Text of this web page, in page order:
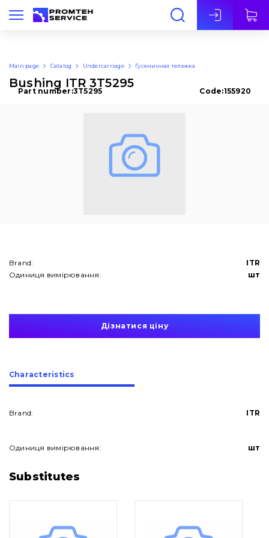
Eng
Contacts
Main page Catalog Undercarriage Гусеничная тележка
Bushing ITR 3T5295
Part number:3T5295 Code:155920
Brand:
ITR
Одиниця вимірювання:
шт
Дізнатися ціну
Сharacteristics
Brand: ITR
Одиниця вимірювання: шт
Substitutes